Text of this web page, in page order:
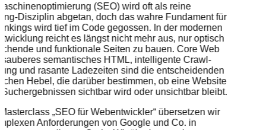
(SEO) wird oft als reine
Disziplin abgetan, doch das wahre Fundament für
wird tief im Code gegossen. In der modernen
reicht es längst nicht mehr aus, nur optisch
und funktionale Seiten zu bauen. Core Web
semantisches HTML, intelligente Crawl-
und rasante Ladezeiten sind die entscheidenden
Hebel, die darüber bestimmen, ob eine Website
sichtbar wird oder unsichtbar bleibt.
„SEO für Webentwickler“ übersetzen wir
Anforderungen von Google und Co. in